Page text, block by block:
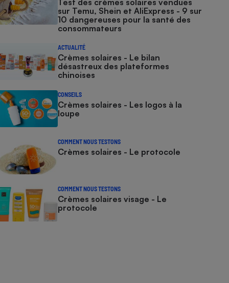
sur Temu, Shein et AliExpress - 9 sur
10 dangereuses pour la santé des
consommateurs
ACTUALITÉ
Crèmes solaires - Le bilan
désastreux des plateformes
chinoises
CONSEILS
Crèmes solaires - Les logos à la
loupe
COMMENT NOUS TESTONS
Crèmes solaires - Le protocole
COMMENT NOUS TESTONS
Crèmes solaires visage - Le
protocole